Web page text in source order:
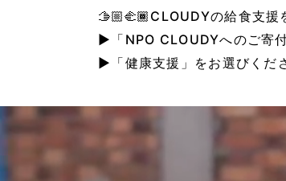
🫱🏼‍🫲🏾CLOUDYの給食支援
▶︎「NPO CLOUDYへのご寄
▶︎「健康支援」をお選びくだ